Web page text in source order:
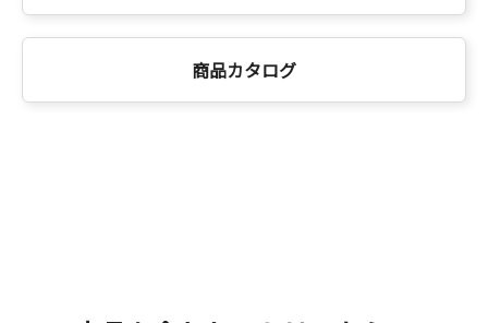
商品カタログ